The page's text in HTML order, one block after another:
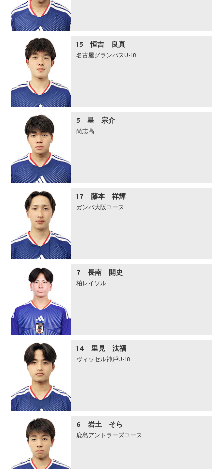
15 恒吉 良真
名古屋グランパスU-18
5 星 宗介
尚志高
17 藤本 祥輝
ガンバ大阪ユース
7 長南 開史
柏レイソル
14 ⾥⾒ 汰福
ヴィッセル神⼾U-18
6 岩土 そら
鹿島アントラーズユース